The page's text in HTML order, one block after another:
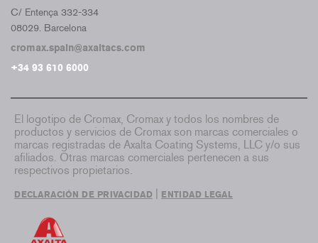
C/ Entença 332-334
08029. Barcelona
cromax.spain@axaltacs.com
+34 93 610 6000
El logotipo de Cromax, Cromax y todos los nombres de
productos y servicios de Cromax son marcas comerciales o
marcas registradas de Axalta Coating Systems, LLC y/o sus
afiliados. Otras marcas comerciales pertenecen a sus
respectivos propietarios.
DECLARACIÓN DE PRIVACIDAD ENTIDAD LEGAL